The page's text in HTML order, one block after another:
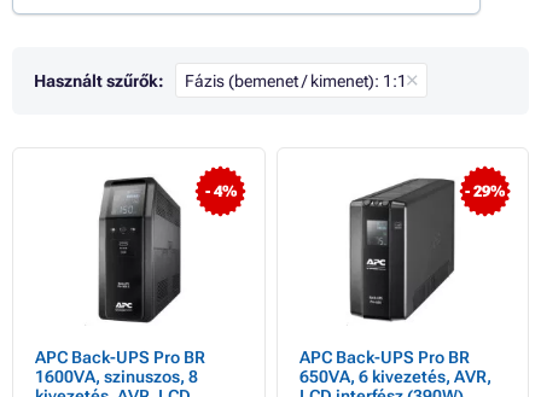
Használt szűrők: Fázis (bemenet / kimenet): 1:1
- 4%
APC Back-UPS Pro BR
1600VA, szinuszos, 8
- 29%
APC Back-UPS Pro BR
650VA, 6 kivezetés, AVR,